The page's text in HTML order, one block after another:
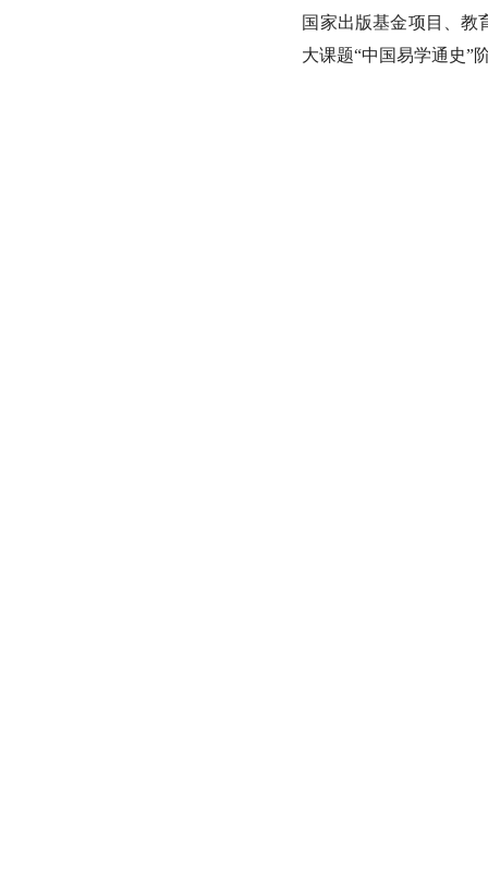
国家出版基金项目、教
大课题“中国易学通史”